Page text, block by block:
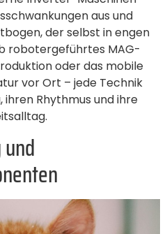
aus und
der selbst in engen
robotergeführtes MAG-
oder das mobile
vor Ort – jede Technik
ihren Rhythmus und ihre